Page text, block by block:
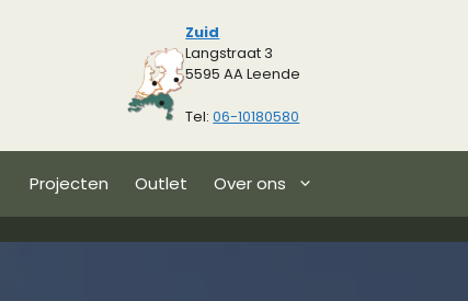
Zuid
Langstraat 3
5595 AA Leende
Tel:06-10180580
Projecten Outlet Over ons